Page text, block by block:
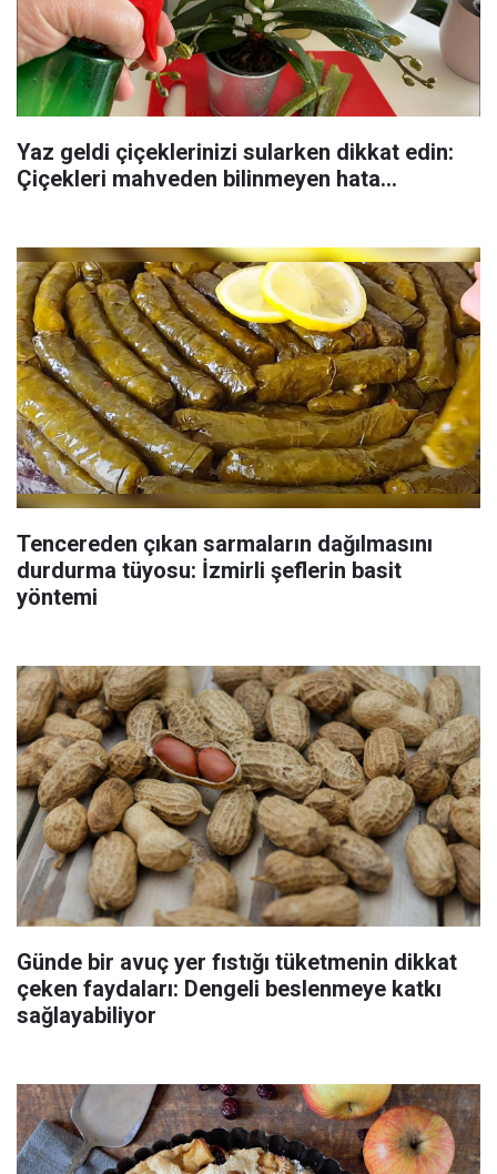
Yaz geldi çiçeklerinizi sularken dikkat edin:
Çiçekleri mahveden bilinmeyen hata...
Tencereden çıkan sarmaların dağılmasını
durdurma tüyosu: İzmirli şeflerin basit
yöntemi
Günde bir avuç yer fıstığı tüketmenin dikkat
çeken faydaları: Dengeli beslenmeye katkı
sağlayabiliyor